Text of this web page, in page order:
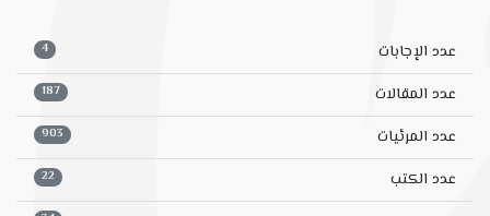
عدد الإجابات 4
عدد المقالات 187
عدد المرئيات 903
عدد الكتب 22